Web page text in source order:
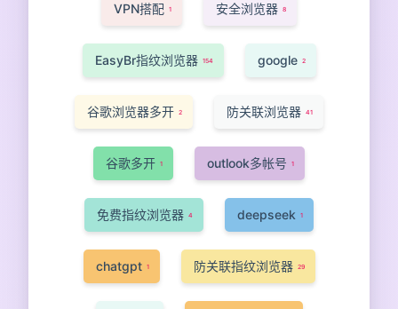
VPN搭配 1 安全浏览器 8
EasyBr指纹浏览器 154 google 2
谷歌浏览器多开 2 防关联浏览器 41
谷歌多开 1 outlook多帐号 1
免费指纹浏览器 4 deepseek 1
chatgpt 1 防关联指纹浏览器 29